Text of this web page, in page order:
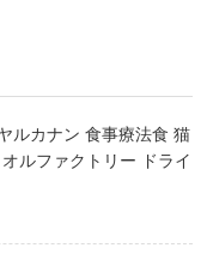
ルカナン 食事療法食 猫
ルファクトリー ドライ